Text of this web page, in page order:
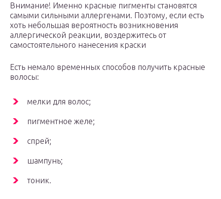
Внимание! Именно красные пигменты становятся
самыми сильными аллергенами. Поэтому, если есть
хоть небольшая вероятность возникновения
аллергической реакции, воздержитесь от
самостоятельного нанесения краски
Есть немало временных способов получить красные
волосы:
мелки для волос;
пигментное желе;
спрей;
шампунь;
тоник.